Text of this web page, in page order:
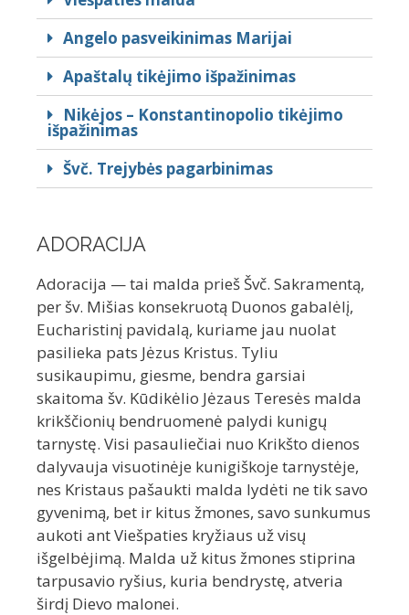
Angelo pasveikinimas Marijai
Apaštalų tikėjimo išpažinimas
Nikėjos – Konstantinopolio tikėjimo
išpažinimas
Švč. Trejybės pagarbinimas
ADORACIJA
Adoracija — tai malda prieš Švč. Sakramentą,
per šv. Mišias konsekruotą Duonos gabalėlį,
Eucharistinį pavidalą, kuriame jau nuolat
pasilieka pats Jėzus Kristus. Tyliu
susikaupimu, giesme, bendra garsiai
skaitoma šv. Kūdikėlio Jėzaus Teresės malda
krikščionių bendruomenė palydi kunigų
tarnystę. Visi pasauliečiai nuo Krikšto dienos
dalyvauja visuotinėje kunigiškoje tarnystėje,
nes Kristaus pašaukti malda lydėti ne tik savo
gyvenimą, bet ir kitus žmones, savo sunkumus
aukoti ant Viešpaties kryžiaus už visų
išgelbėjimą. Malda už kitus žmones stiprina
tarpusavio ryšius, kuria bendrystę, atveria
širdį Dievo malonei.